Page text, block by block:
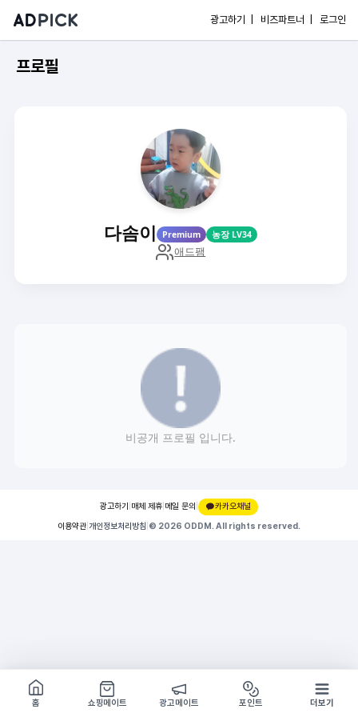
광고하기 | 비즈파트너 | 로그인
프로필
다솜이 Premium 농장 LV34
애드팸
비공개 프로필 입니다.
광고하기 매체 제휴 메일 문의 |
카카오채널
이용약관 개인정보처리방침 © 2026 ODDM. All rights reserved.
쇼핑몰 구경하기
방문시 1G
홈
쇼핑메이트 광고메이트 포인트 더보기